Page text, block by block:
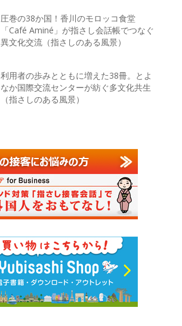
圧巻の38か国！香川のモロッコ食堂
「Café Aminé」が指さし会話帳でつなぐ
異文化交流（指さしのある風景）
利用者の歩みとともに増えた38冊。とよ
なか国際交流センターが紡ぐ多文化共生
（指さしのある風景）